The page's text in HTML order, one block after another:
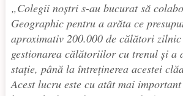
„Colegii noștri s-au bucurat să
Geographic pentru a arăta ce
aproximativ 200.000 de călători
gestionarea călătoriilor cu trenul și
stație, până la întreținerea acestei
Acest lucru este cu atât mai